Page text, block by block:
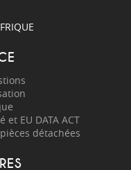
EU DATA ACT
détachées